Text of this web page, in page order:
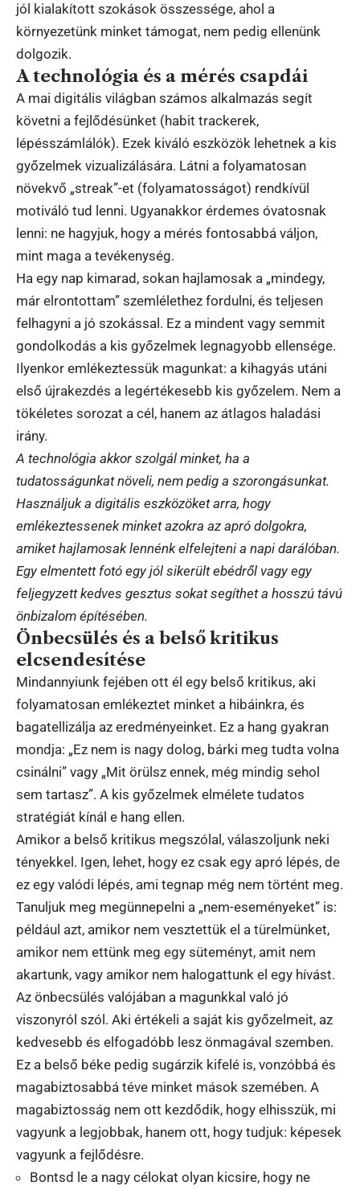
jól kialakított szokások összessége, ahol a
környezetünk minket támogat, nem pedig ellenünk
dolgozik.
A technológia és a mérés csapdái
A mai digitális világban számos alkalmazás segít
követni a fejlődésünket (habit trackerek,
lépésszámlálók). Ezek kiváló eszközök lehetnek a kis
győzelmek vizualizálására. Látni a folyamatosan
növekvő „streak”-et (folyamatosságot) rendkívül
motiváló tud lenni. Ugyanakkor érdemes óvatosnak
lenni: ne hagyjuk, hogy a mérés fontosabbá váljon,
mint maga a tevékenység.
Ha egy nap kimarad, sokan hajlamosak a „mindegy,
már elrontottam” szemlélethez fordulni, és teljesen
felhagyni a jó szokással. Ez a mindent vagy semmit
gondolkodás a kis győzelmek legnagyobb ellensége.
Ilyenkor emlékeztessük magunkat: a kihagyás utáni
első újrakezdés a legértékesebb kis győzelem. Nem a
tökéletes sorozat a cél, hanem az átlagos haladási
irány.
A technológia akkor szolgál minket, ha a
tudatosságunkat növeli, nem pedig a szorongásunkat.
Használjuk a digitális eszközöket arra, hogy
emlékeztessenek minket azokra az apró dolgokra,
amiket hajlamosak lennénk elfelejteni a napi darálóban.
Egy elmentett fotó egy jól sikerült ebédről vagy egy
feljegyzett kedves gesztus sokat segíthet a hosszú távú
önbizalom építésében.
Önbecsülés és a belső kritikus
elcsendesítése
Mindannyiunk fejében ott él egy belső kritikus, aki
folyamatosan emlékeztet minket a hibáinkra, és
bagatellizálja az eredményeinket. Ez a hang gyakran
mondja: „Ez nem is nagy dolog, bárki meg tudta volna
csinálni” vagy „Mit örülsz ennek, még mindig sehol
sem tartasz”. A kis győzelmek elmélete tudatos
stratégiát kínál e hang ellen.
Amikor a belső kritikus megszólal, válaszoljunk neki
tényekkel. Igen, lehet, hogy ez csak egy apró lépés, de
ez egy valódi lépés, ami tegnap még nem történt meg.
Tanuljuk meg megünnepelni a „nem-eseményeket” is:
például azt, amikor nem vesztettük el a türelmünket,
amikor nem ettünk meg egy süteményt, amit nem
akartunk, vagy amikor nem halogattunk el egy hívást.
Az önbecsülés valójában a magunkkal való jó
viszonyról szól. Aki értékeli a saját kis győzelmeit, az
kedvesebb és elfogadóbb lesz önmagával szemben.
Ez a belső béke pedig sugárzik kifelé is, vonzóbbá és
magabiztosabbá téve minket mások szemében. A
magabiztosság nem ott kezdődik, hogy elhisszük, mi
vagyunk a legjobbak, hanem ott, hogy tudjuk: képesek
vagyunk a fejlődésre.
Bontsd le a nagy célokat olyan kicsire, hogy ne